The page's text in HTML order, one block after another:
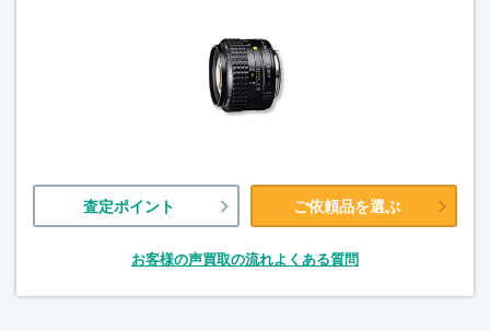
査定ポイント ご依頼品を選ぶ
お客様の声買取の流れよくある質問